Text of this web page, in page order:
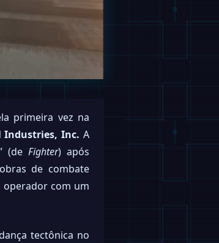
primeira vez na
Industries, Inc. A
(de Fighter) após
de combate
operador com um
tectônica no